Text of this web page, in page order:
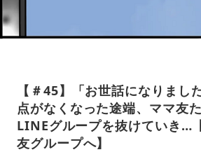
【＃45】「お世話になりまし
点がなくなった途端、ママ友
LINEグループを抜けていき…
友グループへ】